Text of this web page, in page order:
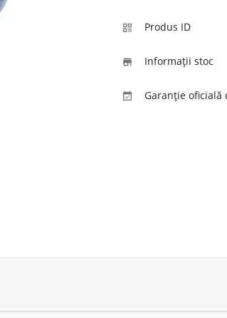
 Produs ID
 Informaţii stoc
 Garanție oficială